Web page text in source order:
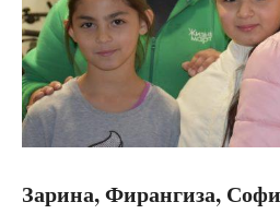
Зарина, Фирангиза,